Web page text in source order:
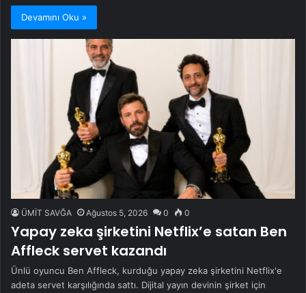
Devamını Oku »
ÜMİT SAVĞA Ağustos 5, 2026 0 0
Yapay zeka şirketini Netflix’e satan Ben
Affleck servet kazandı
Ünlü oyuncu Ben Affleck, kurduğu yapay zeka şirketini Netflix'e
adeta servet karşılığında sattı. Dijital yayın devinin şirket için